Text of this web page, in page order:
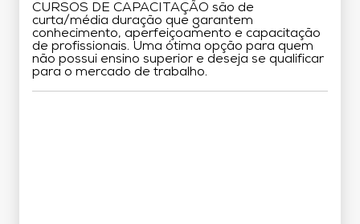
CURSOS DE CAPACITAÇÃO são de
curta/média duração que garantem
conhecimento, aperfeiçoamento e capacitação
de profissionais. Uma ótima opção para quem
não possui ensino superior e deseja se qualificar
para o mercado de trabalho.